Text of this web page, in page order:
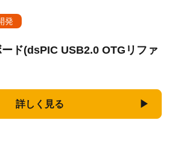
発
ド(dsPIC USB2.0 OTGリファ
詳しく見る